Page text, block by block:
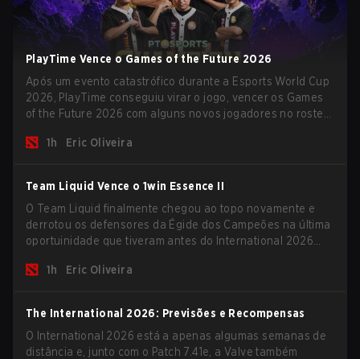
PlayTime Vence o Games of the Future 2026
Após um evento catastrófico durante a Esports World Cup
2026, PlayTime conseguiu virar o jogo, vencer os Games
of the Future 2026 com alguns novos jogadores no roster
da nova temporada.
1h Eric Oliveira
Team Liquid Vence o 1win Essence II
O Team Liquid finalmente chegou ao topo novamente e
derrotou os defensores da Égide dos Campeões na última
oportuinidade que tiveram antes do International 2026
uma chance de glória eterna.
1h Eric Oliveira
The International 2026: Previsões e Recompensas
O International 2026 está a apenas algumas semanas de
distância e, junto com o Patch 7.41e, a Valve também